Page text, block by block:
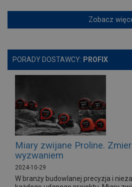
Zobacz
PORADY DOSTAWCY: PROFIX
Miary zwijane Proline.
wyzwaniem
2024-10-29
W branży budowlanej precyzja i